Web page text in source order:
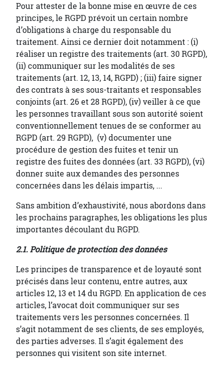
Pour attester de la bonne mise en œuvre de ces
principes, le RGPD prévoit un certain nombre
d’obligations à charge du responsable du
traitement. Ainsi ce dernier doit notamment : (i)
réaliser un registre des traitements (art. 30 RGPD),
(ii) communiquer sur les modalités de ses
traitements (art. 12, 13, 14, RGPD) ; (iii) faire signer
des contrats à ses sous-traitants et responsables
conjoints (art. 26 et 28 RGPD), (iv) veiller à ce que
les personnes travaillant sous son autorité soient
conventionnellement tenues de se conformer au
RGPD (art. 29 RGPD), (v) documenter une
procédure de gestion des fuites et tenir un
registre des fuites des données (art. 33 RGPD), (vi)
donner suite aux demandes des personnes
concernées dans les délais impartis, ...
Sans ambition d’exhaustivité, nous abordons dans
les prochains paragraphes, les obligations les plus
importantes découlant du RGPD.
2.1. Politique de protection des données
Les principes de transparence et de loyauté sont
précisés dans leur contenu, entre autres, aux
articles 12, 13 et 14 du RGPD. En application de ces
articles, l’avocat doit communiquer sur ses
traitements vers les personnes concernées. Il
s’agit notamment de ses clients, de ses employés,
des parties adverses. Il s’agit également des
personnes qui visitent son site internet.